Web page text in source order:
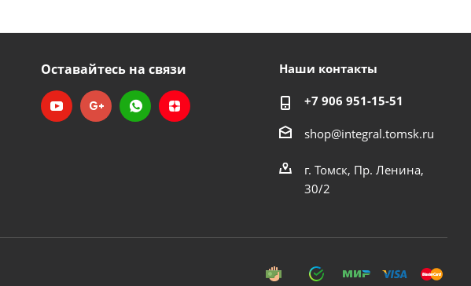
Оставайтесь на связи Наши контакты
+7 906 951-15-51
shop@integral.tomsk.ru
г. Томск, Пр. Ленина,
30/2